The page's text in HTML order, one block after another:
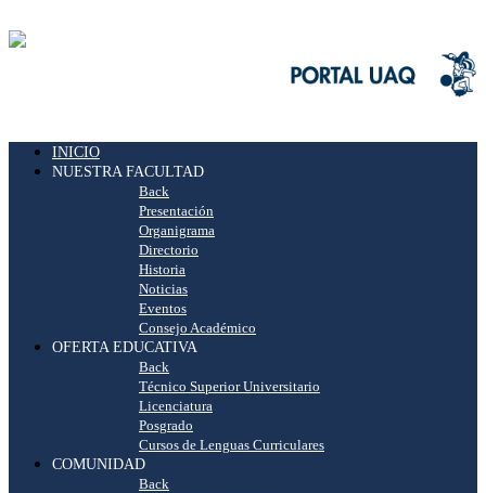
INICIO
NUESTRA FACULTAD
Back
Presentación
Organigrama
Directorio
Historia
Noticias
Eventos
Consejo Académico
OFERTA EDUCATIVA
Back
Técnico Superior Universitario
Licenciatura
Posgrado
Cursos de Lenguas Curriculares
COMUNIDAD
Back